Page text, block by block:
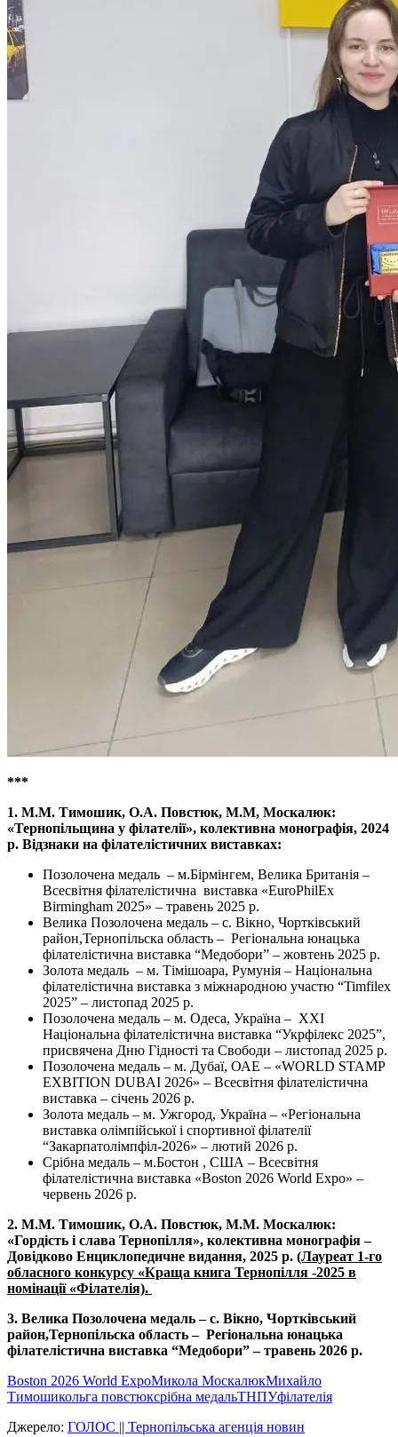
***
1. М.М. Тимошик, О.А. Повстюк, М.М, Москалюк:
«Тернопільщина у філателії», колективна монографія, 2024
р. Відзнаки на філателістичних виставках:
Позолочена медаль – м.Бірмінгем, Велика Британія –
Всесвітня філателістична виставка «EuroPhilEx
Birmingham 2025» – травень 2025 р.
Велика Позолочена медаль – с. Вікно, Чортківський
район,Тернопільска область – Регіональна юнацька
філателістична виставка “Медобори” – жовтень 2025 р.
Золота медаль – м. Тімішоара, Румунія – Національна
філателістична виставка з міжнародною участю “Timfilex
2025” – листопад 2025 р.
Позолочена медаль – м. Одеса, Україна – ХХІ
Національна філателістична виставка “Укрфілекс 2025”,
присвячена Дню Гідності та Свободи – листопад 2025 р.
Позолочена медаль – м. Дубаї, ОАЕ – «WORLD STAMP
EXBITION DUBAI 2026» – Всесвітня філателістична
виставка – січень 2026 р.
Золота медаль – м. Ужгород, Україна – «Регіональна
виставка олімпійської і спортивної філателії
“Закарпатолімпфіл-2026» – лютий 2026 р.
Срібна медаль – м.Бостон , США – Всесвітня
філателістична виставка «Boston 2026 World Expo» –
червень 2026 р.
2. М.М. Тимошик, О.А. Повстюк, М.М. Москалюк:
«Гордість і слава Тернопілля», колективна монографія –
Довідково Енциклопедичне видання, 2025 р. (Лауреат 1-го
обласного конкурсу «Краща книга Тернопілля -2025 в
номінації «Філателія).
3. Велика Позолочена медаль – с. Вікно, Чортківський
район,Тернопільска область – Регіональна юнацька
філателістична виставка “Медобори” – травень 2026 р.
Boston 2026 World ExpoМикола МоскалюкМихайло
Тимошикольга повстюксрібна медальТНПУфілателія
Джерело: ГОЛОС || Тернопільська агенція новин